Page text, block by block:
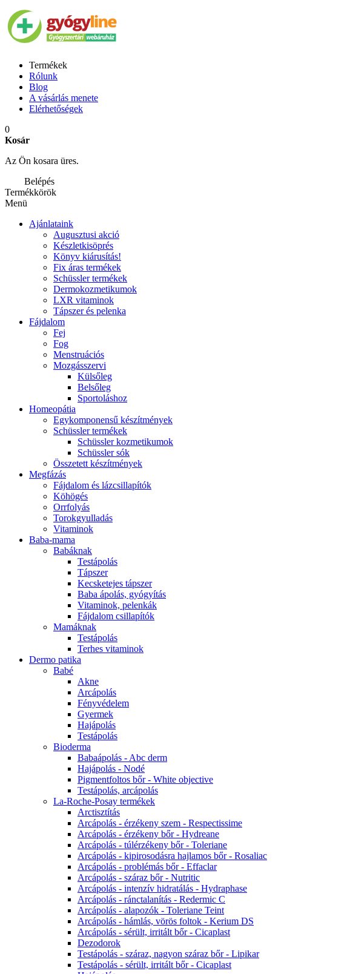
Termékek
Rólunk
Blog
A vásárlás menete
Elérhetőségek
0
Kosár
Az Ön kosara üres.
Belépés
Termékkörök
Menü
Ajánlataink
Augusztusi akció
Készletkisöprés
Könyv kiárusítás!
Fix áras termékek
Schüssler termékek
Dermokozmetikumok
LXR vitaminok
Tápszer és pelenka
Fájdalom
Fej
Fog
Menstruációs
Mozgásszervi
Külsőleg
Belsőleg
Sportoláshoz
Homeopátia
Egykomponensű készítmények
Schüssler termékek
Schüssler kozmetikumok
Schüssler sók
Összetett készítmények
Megfázás
Fájdalom és lázcsillapítók
Köhögés
Orrfolyás
Torokgyulladás
Vitaminok
Baba-mama
Babáknak
Testápolás
Tápszer
Kecsketejes tápszer
Baba ápolás, gyógyítás
Vitaminok, pelenkák
Fájdalom csillapítók
Mamáknak
Testápolás
Terhes vitaminok
Dermo patika
Babé
Akne
Arcápolás
Fényvédelem
Gyermek
Hajápolás
Testápolás
Bioderma
Babaápolás - Abc derm
Hajápolás - Nodé
Pigmentfoltos bőr - White objective
Testápolás, arcápolás
La-Roche-Posay termékek
Arctisztítás
Arcápolás - érzékeny szem - Respectissime
Arcápolás - érzékeny bőr - Hydreane
Arcápolás - túlérzékeny bőr - Toleriane
Arcápolás - kipirosodásra hajlamos bőr - Rosaliac
Arcápolás - problémás bőr - Effaclar
Arcápolás - száraz bőr - Nutritic
Arcápolás - intenzív hidratálás - Hydraphase
Arcápolás - ránctalanítás - Redermic C
Arcápolás - alapozók - Toleriane Teint
Arcápolás - hámlás, vörös foltok - Kerium DS
Arcápolás - sérült, irritált bőr - Cicaplast
Dezodorok
Testápolás - száraz, nagyon száraz bőr - Lipikar
Testápolás - sérült, irritált bőr - Cicaplast